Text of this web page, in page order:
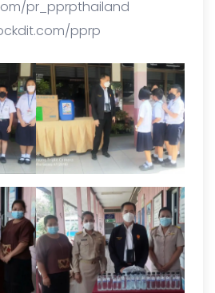
pr_pprpthailand
pprp